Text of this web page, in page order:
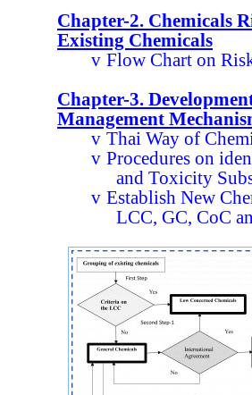
Chapter-2. Chemicals
Existing Chemicals
v Flow Chart on
Chapter-3.
Management
v Thai Way of
v Procedures on
and Toxicity
v Establish New
LCC, GC, CoC